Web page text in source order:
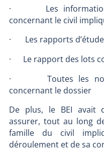
· Les informations
concernant le civil
· Les rapports d’étude
· Le rapport des lots
· Toutes les notes
concernant le dossier
De plus, le BEI avait
assurer, tout au long
famille du civil
déroulement et de sa